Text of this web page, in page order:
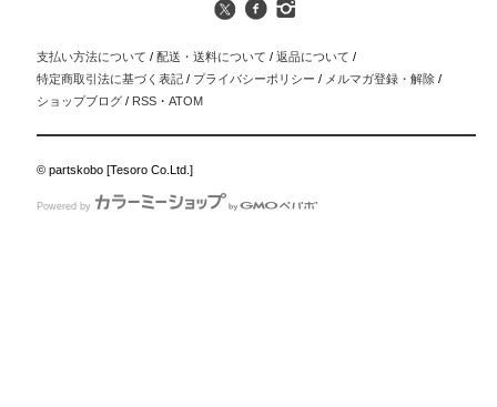
支払い方法について / 配送・送料について / 返品について /
特定商取引法に基づく表記 / プライバシーポリシー / メルマガ登録・解除 /
ショップブログ / RSS ・ATOM
© partskobo [Tesoro Co.Ltd.]
Powered by